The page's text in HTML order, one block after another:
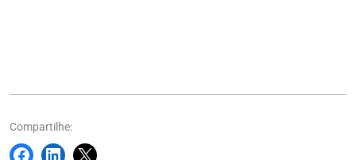
Compartilhe: